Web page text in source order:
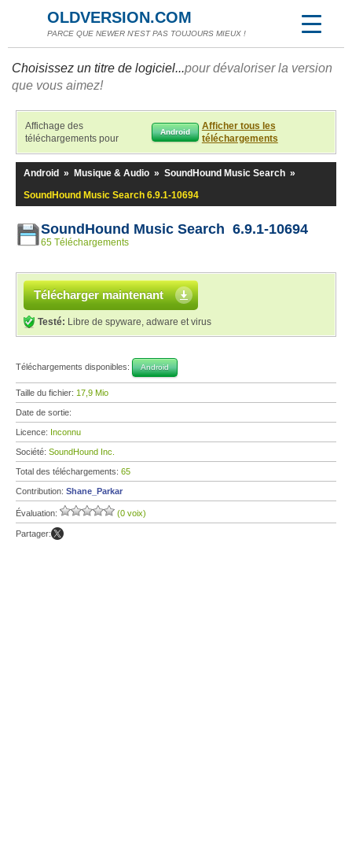
OLDVERSION.COM
PARCE QUE NEWER N'EST PAS TOUJOURS MIEUX !
Choisissez un titre de logiciel...pour dévaloriser la version
que vous aimez!
Affichage des
téléchargements pour
Android
Afficher tous les
téléchargements
Android » Musique & Audio » SoundHound Music Search »
SoundHound Music Search 6.9.1-10694
SoundHound Music Search 6.9.1-10694
65 Téléchargements
Télécharger maintenant
Testé: Libre de spyware, adware et virus
Téléchargements disponibles: Android
Taille du fichier: 17,9 Mio
Date de sortie:
Licence: Inconnu
Société: SoundHound Inc.
Total des téléchargements: 65
Contribution: Shane_Parkar
Évaluation: (0 voix)
Partager: